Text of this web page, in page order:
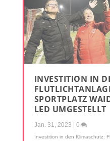
INVESTITION IN
SPORTPLATZ
LED UMGESTELLT
Jan. 31, 2023 | 0
Investition in den Klimaschutz: